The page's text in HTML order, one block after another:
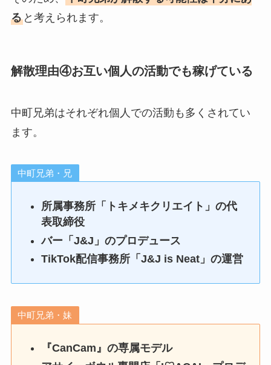
ると考えられます。
解散理由④お互い個人の活動でも稼げている
中町兄弟はそれぞれ個人での活動も多くされてい
ます。
中町兄弟・兄
所属事務所「トキメキクリエイト」の代
表取締役
バー「J&J」のプロデュース
TikTok配信事務所「J&J is Neat」の運営
中町兄弟・妹
『CanCam』の専属モデル